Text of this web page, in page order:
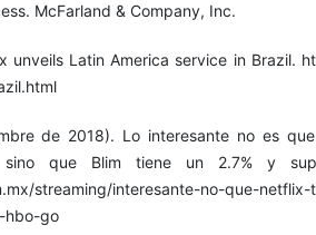
McFarland & Company, Inc.
unveils Latin America service in Brazil.
de 2018). Lo interesante no es
sino que Blim tiene un 2.7% y
streaming/interesante-no-que-
hbo-go